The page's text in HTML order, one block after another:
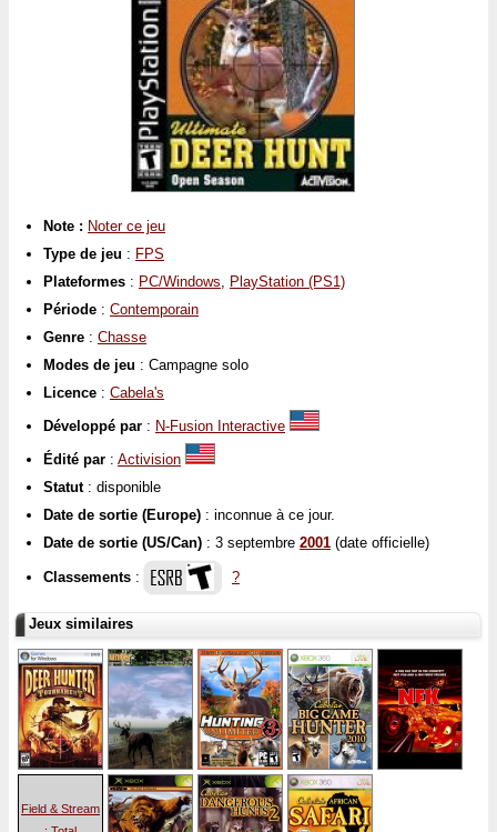
Note : Noter ce jeu
Type de jeu : FPS
Plateformes : PC/Windows, PlayStation (PS1)
Période : Contemporain
Genre : Chasse
Modes de jeu : Campagne solo
Licence : Cabela's
Développé par : N-Fusion Interactive
Édité par : Activision
Statut: disponible
Date de sortie (Europe) : inconnue à ce jour.
Date de sortie (US/Can) : 3 septembre 2001 (date officielle)
Classements : ?
Jeux similaires
Field & Stream